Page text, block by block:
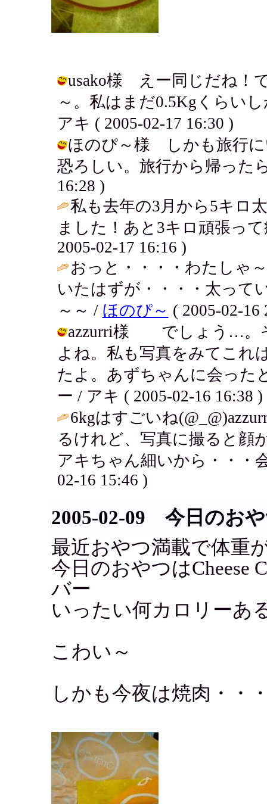
usako様 えー同じだね！
～。私はまだ0.5Kgくらい
アキ ( 2005-02-17 16:30 )
ほのぴ～様 しかも旅行
恐ろしい。旅行から帰った
16:28 )
私も去年の3月から5キロ
ました！あと3キロ頑張っ
2005-02-17 16:16 )
おっと・・・・わたしゃ
いたはずが・・・・太って
～～ / ほのぴ～ ( 2005-02-16
azzurri様 でしょう…。
よね。私も写真をみてこれ
たよ。あずちゃんに会っ
ー / アキ ( 2005-02-16 16:38 )
6kgはすごいね
るけれど、写真に撮ると
アキちゃん細いから・・・
02-16 15:46 )
2005-02-09 今日のお
最近おやつ満載で体重
今日のおやつはCheese
バー
いったい何カロリーあ
こわい～
しかも今夜は焼肉・・